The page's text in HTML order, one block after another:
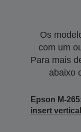
Os
com um
Para mais
abaixo
Epson M-
insert